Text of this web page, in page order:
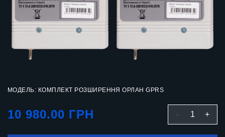
МОДЕЛЬ: КОМПЛЕКТ РОЗШИРЕННЯ ОРЛАН GPRS
10 980.00 ГРН - 1 +